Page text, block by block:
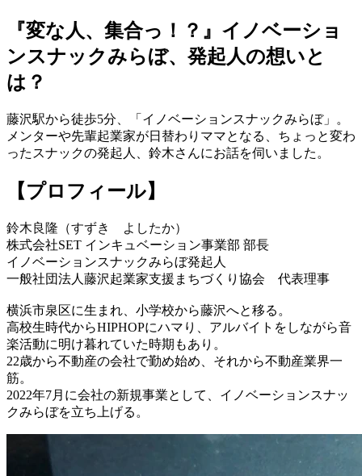
『変な人、集合っ！？』イノベーショ
ンスナックみらぼ、発起人の想いと
は？
藤沢駅から徒歩5分、「イノベーションスナックみらぼ」。
メンターや先輩起業家が日替わりママとなる、ちょっと変わ
ったスナックの発起人、鈴木さんにお話を伺いました。
【プロフィール】
鈴木良隆（すずき よしたか）
株式会社SET インキュベーション事業部 部長
イノベーションスナックみらぼ発起人
一般社団法人藤沢起業家支援まちづくり協会 代表理事
横浜市泉区に生まれ、小学校から藤沢へと移る。
高校生時代からHIPHOPにハマり、アルバイトをしながら音
楽活動に明け暮れていた時期もあり。
22歳から不動産の会社で勤め始め、それから不動産業界一
筋。
2022年7月に会社の新規事業として、イノベーションスナッ
クみらぼを立ち上げる。